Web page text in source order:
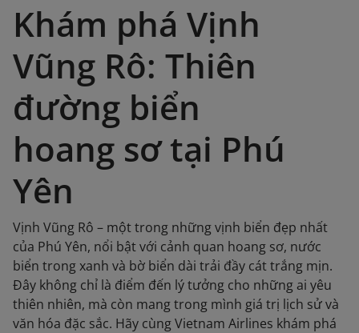
Khám phá Vịnh
Vũng Rô: Thiên
đường biển
hoang sơ tại Phú
Yên
Vịnh Vũng Rô – một trong những vịnh biển đẹp nhất
của Phú Yên, nổi bật với cảnh quan hoang sơ, nước
biển trong xanh và bờ biển dài trải đầy cát trắng mịn.
Đây không chỉ là điểm đến lý tưởng cho những ai yêu
thiên nhiên, mà còn mang trong mình giá trị lịch sử và
văn hóa đặc sắc. Hãy cùng Vietnam Airlines khám phá